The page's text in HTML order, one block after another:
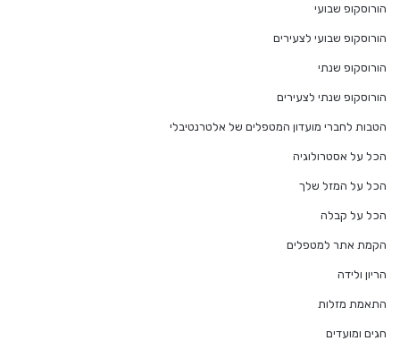
הורוסקופ שבועי
הורוסקופ שבועי לצעירים
הורוסקופ שנתי
הורוסקופ שנתי לצעירים
הטבות לחברי מועדון המטפלים של אלטרנטיבלי
הכל על אסטרולוגיה
הכל על המזל שלך
הכל על קבלה
הקמת אתר למטפלים
הריון ולידה
התאמת מזלות
חגים ומועדים